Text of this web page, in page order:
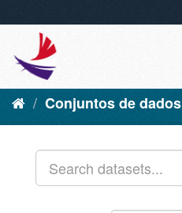
Conjuntos de dados